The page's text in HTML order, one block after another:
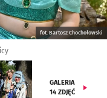
fot. Bartosz Chochołowski
GALERIA
14 ZDJĘĆ